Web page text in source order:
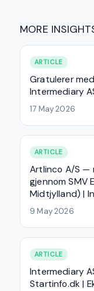
MORE
ARTICLE
Gratulerer
Intermediary
17 May 2026
ARTICLE
Artlinco A/S —
gjennom SMV
Midtjylland) |
9 May 2026
ARTICLE
Intermediary
Startinfo.dk |